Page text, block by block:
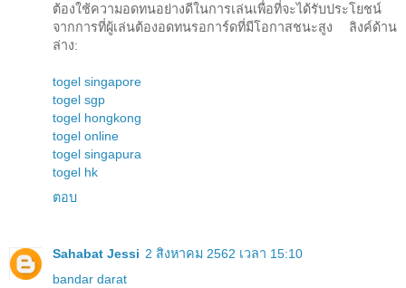
ต้องใช้ความอดทนอย่างดีในการเล่นเพื่อที่จะได้รับประโยชน์
จากการที่ผู้เล่นต้องอดทนรอการ์ดที่มีโอกาสชนะสูง ลิงค์ด้าน
ล่าง:
togel singapore
togel sgp
togel hongkong
togel online
togel singapura
togel hk
ตอบ
Sahabat Jessi 2 สิงหาคม 2562 เวลา 15:10
bandar darat